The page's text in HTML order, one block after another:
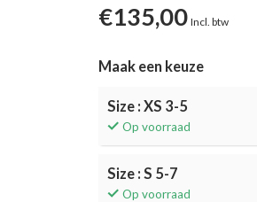
€135,00 Incl. btw
Maak een keuze
Size : XS 3-5
Op voorraad
Size : S 5-7
Op voorraad